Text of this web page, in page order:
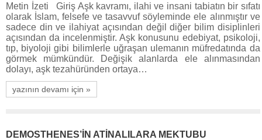
Metin İzeti Giriş Aşk kavramı, ilahi ve insani tabiatın bir sıfatı
olarak İslam, felsefe ve tasavvuf söyleminde ele alınmıştır ve
sadece din ve ilahiyat açısından değil diğer bilim disiplinleri
açısından da incelenmiştir. Aşk konusunu edebiyat, psikoloji,
tıp, biyoloji gibi bilimlerle uğraşan ulemanın müfredatında da
görmek mümkündür. Değişik alanlarda ele alınmasından
dolayı, aşk tezahüründen ortaya…
yazının devamı için »
DEMOSTHENES’İN ATİNALILARA MEKTUBU